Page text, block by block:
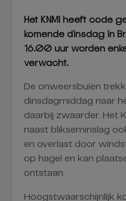
Het KNMI heeft code
komende dinsdag in
16.00 uur worden
verwacht.
De onweersbuien
dinsdagmiddag naar
daarbij zwaarder. Het
naast blikseminslag
en overlast door
op hagel en kan
ontstaan.
Hoogstwaarschijnlijk